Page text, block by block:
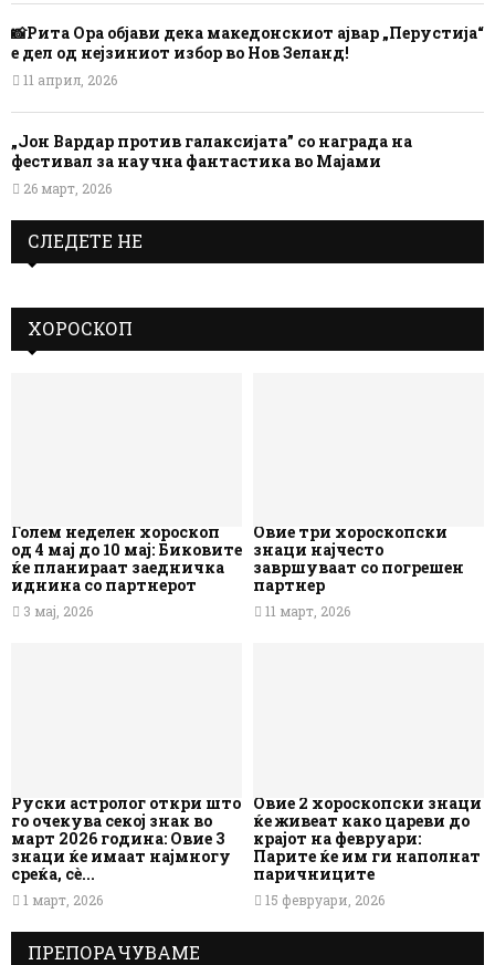
📸Рита Ора објави дека македонскиот ајвар „Перустија“
е дел од нејзиниот избор во Нов Зеланд!
11 април, 2026
„Јон Вардар против галаксијата” со награда на
фестивал за научна фантастика во Мајами
26 март, 2026
СЛЕДЕТЕ НЕ
ХОРОСКОП
Голем неделен хороскоп
од 4 мај до 10 мај: Биковите
ќе планираат заедничка
иднина со партнерот
3 мај, 2026
Овие три хороскопски
знаци најчесто
завршуваат со погрешен
партнер
11 март, 2026
Руски астролог откри што
го очекува секој знак во
март 2026 година: Овие 3
знаци ќе имаат најмногу
среќа, сè...
1 март, 2026
Овие 2 хороскопски знаци
ќе живеат како цареви до
крајот на февруари:
Парите ќе им ги наполнат
паричниците
15 февруари, 2026
ПРЕПОРАЧУВАМЕ